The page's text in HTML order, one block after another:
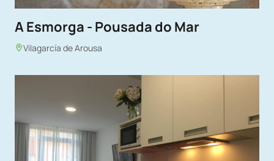
A Esmorga - Pousada do Mar
Vilagarcía de Arousa